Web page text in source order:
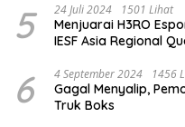
5 24 Juli 2024 1501 Lihat
Menjuarai H3RO
IESF Asia Regional
6 4 September 2024 1456
Gagal Menyalip,
Truk Boks